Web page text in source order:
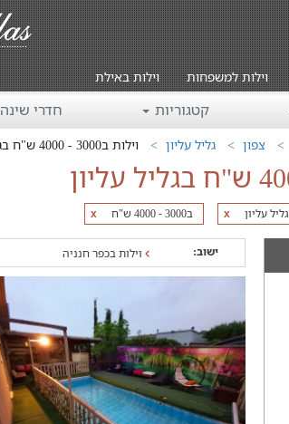
וילות למשפחות וילות באילת
קטגוריות חדרי שינה
צפון גליל עליון וילות ב3000 - 4000 ש"ח בגליל עליון
x גליל עליון x ב3000 - 4000 ש"ח
ישוב: וילות בכפר חנניה